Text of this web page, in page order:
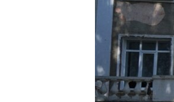
УКРАИНСКАЯ ПРОБЛЕМА КРЫМА